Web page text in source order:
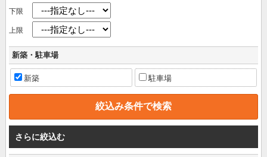
下限
上限
新築・駐車場
新築 駐車場
さらに絞込む